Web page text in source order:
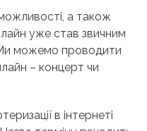
а також
уже став звичним
можемо проводити
– концерт чи
в інтернеті